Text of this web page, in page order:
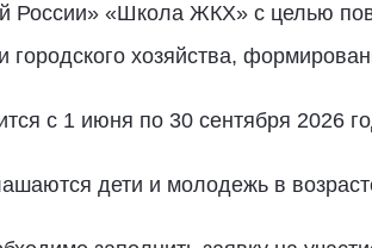
России» «Школа ЖКХ» с целью
городского хозяйства,
с 1 июня по 30 сентября 2026
дети и молодежь в